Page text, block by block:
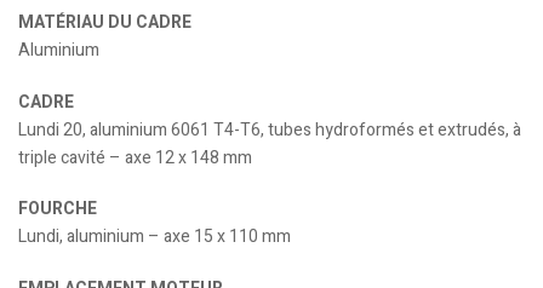
MATÉRIAU DU CADRE
Aluminium
CADRE
Lundi 20, aluminium 6061 T4-T6, tubes hydroformés et extrudés, à
triple cavité – axe 12 x 148 mm
FOURCHE
Lundi, aluminium – axe 15 x 110 mm